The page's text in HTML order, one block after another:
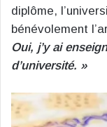
diplôme,
bénévolement
Oui, j’y ai
d’université. »